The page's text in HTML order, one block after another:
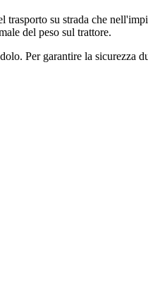
su strada che
del peso sul trattore.
Per garantire la sicurezza